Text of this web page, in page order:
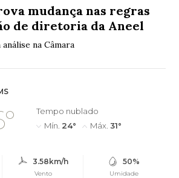
mudança nas regras
de diretoria da Aneel
na Câmara
Tempo nublado
Mín. 24° Máx. 31°
3.58km/h
Vento
50%
Umidade